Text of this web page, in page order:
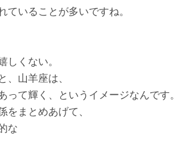
ていることが多いですね。
しくない。
、山羊座は、
って輝く、というイメージなんです。
をまとめあげて、
な